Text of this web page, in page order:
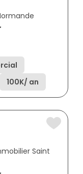
100K/ an
Saint